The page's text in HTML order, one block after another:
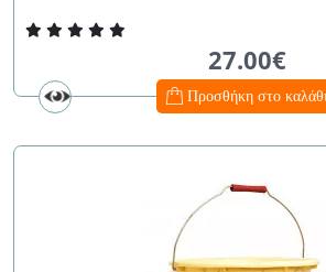
27.00€
Προσθήκη στο